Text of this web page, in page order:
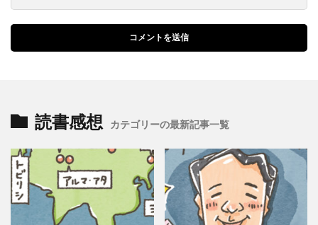
読書感想 カテゴリーの最新記事一覧